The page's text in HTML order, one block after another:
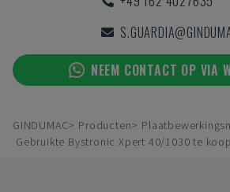
NEEM CONTACT OP VIA
GINDUMAC Producten
Gebruikte Bystronic Xpert 40/1030 te